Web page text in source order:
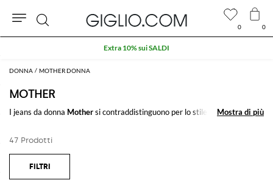
DONNA MOTHER DONNA
MOTHER
I jeans da donna Mothersi contraddistinguono per lo stile indie e fit
Vedi tuttoMOTHER
Mostra di più
Mostra di più
47 Prodotti
0 0
Cerca
Extra 10% sui SALDI